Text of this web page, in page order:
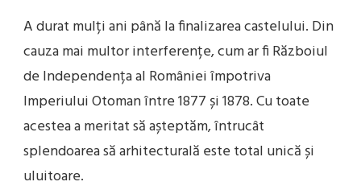
A durat mulți ani până la finalizarea castelului. Din
cauza mai multor interferențe, cum ar fi Războiul
de Independența al României împotriva
Imperiului Otoman între 1877 și 1878. Cu toate
acestea a meritat să așteptăm, întrucât
splendoarea să arhitecturală este total unică și
uluitoare.